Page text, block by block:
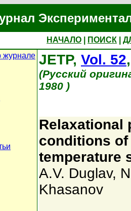
НАЧАЛО ПОИСК
JETP, Vol. 52
(Русский
1980 )
Relaxational
conditions
temperature
A.V. Duglav,
Khasanov